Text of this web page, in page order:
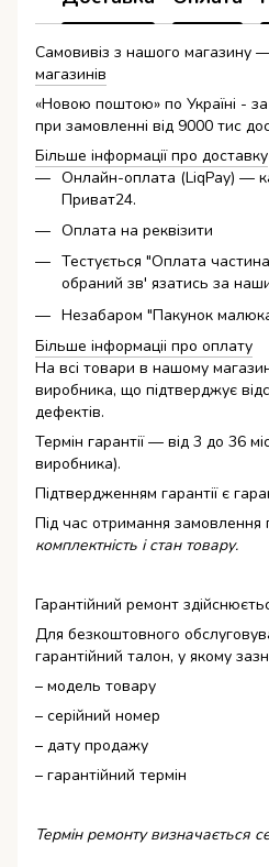
Самовивіз з нашого магазину
магазинів
«Новою поштою» по Україні -
при замовленні від 9000 тис
Більше інформації про доставку
Онлайн-оплата (LiqPay) —
Приват24.
Оплата на реквізити
Тестується "Оплата
обраний зв' язатись за
Незабаром "Пакунок
Більше інформаціі про оплату
На всі товари в нашому
виробника, що підтверджує
дефектів.
Термін гарантії — від 3 до 36
виробника).
Підтвердженням гарантії є
Під час отримання замовлення
комплектність і стан товару.
Гарантійний ремонт
Для безкоштовного
гарантійний талон, у якому
– модель товару
– серійний номер
– дату продажу
– гарантійний термін
Термін ремонту визначається